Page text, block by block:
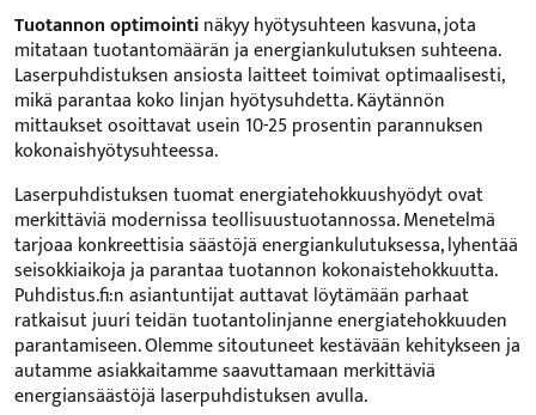
Tuotannon optimointinäkyy hyötysuhteen kasvuna, jota
mitataan tuotantomäärän ja energiankulutuksen suhteena.
Laserpuhdistuksen ansiosta laitteet toimivat optimaalisesti,
mikä parantaa koko linjan hyötysuhdetta. Käytännön
mittaukset osoittavat usein 10-25 prosentin parannuksen
kokonaishyötysuhteessa.
Laserpuhdistuksen tuomat energiatehokkuushyödyt ovat
merkittäviä modernissa teollisuustuotannossa. Menetelmä
tarjoaa konkreettisia säästöjä energiankulutuksessa, lyhentää
seisokkiaikoja ja parantaa tuotannon kokonaistehokkuutta.
Puhdistus.fi:n asiantuntijat auttavat löytämään parhaat
ratkaisut juuri teidän tuotantolinjanne energiatehokkuuden
parantamiseen. Olemme sitoutuneet kestävään kehitykseen ja
autamme asiakkaitamme saavuttamaan merkittäviä
energiansäästöjä laserpuhdistuksen avulla.